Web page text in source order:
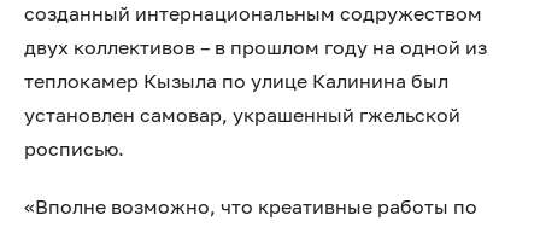
созданный интернациональным содружеством
двух коллективов – в прошлом году на одной из
теплокамер Кызыла по улице Калинина был
установлен самовар, украшенный гжельской
росписью.
«Вполне возможно, что креативные работы по